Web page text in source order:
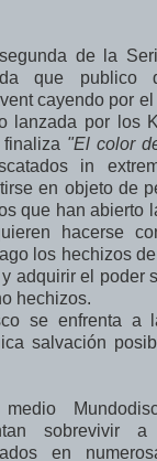
de la
que publico
cayendo por
lanzada por los
"El color
in
en objeto de
que han abierto
hacerse
los hechizos
adquirir el poder
hechizos.
se enfrenta a
salvación
medio
sobrevivir
en